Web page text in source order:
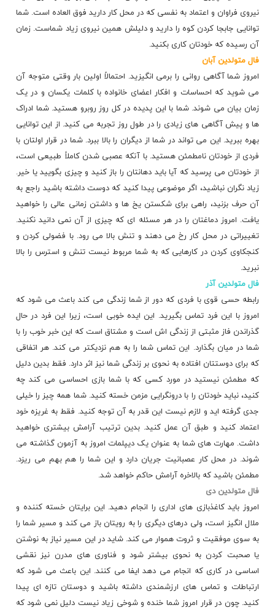
نیروی فراوان و اعتماد به نفسی که در محل کار دارید فوق العاده است. شما
توانایی جابجا کردن کوه را دارید و دلیلش همین نیروی زیاد شماست. زمان
آن رسیده که خودتان کاری بکنید.
فال متولدین آبان
امروز شما آگاهی روانی را برمی انگیزید. احتمالاً اولین بار وقتی متوجه آن
می شوید که احساسات و افکار اعضای خانواده با کلمات یکسان و در یک
زمان بیان می شوند. شما با این پدیده در کل روز روبرو هستید. شما ادراک
ها و پیش آگاهی های زیادی را در طول روز تجربه می کنید. از این توانایی
بهره ببرید. این می تواند در شما از دیگران را بالا ببرد. شما در قرار اولتان با
فردی از خودتان نامطمئن هستید. با آنکه عصبی شدن کاملاً طبیعی است،
از خودتان می پرسید که آیا باید دهانتان را باز کنید و چیزی بگویید یا خیر.
زیاد نگران نباشید، اگر موضوعی پیدا کنید که دوست داشته باشید راجع به
آن حرف بزنید، راهی برای شکستن یخ ها و داشتن زمانی عالی را خواهید
یافت. امروز دماغتان را در هر مسئله ای که چیزی از آن نمی دانید نکنید.
تغییراتی در محل کار رخ می دهند و تنش بالا می رود. با فضولی کردن و
کنجکاوی کردن در کارهایی که به شما مربوط نیست تنش و استرس را بالا
نبرید.
فال متولدین آذر
رابطه حسی قوی با فردی که دور از شما زندگی می کند باعث می شود که
امروز با این فرد تماس بگیرید. این ایده خوبی است، زیرا این فرد در حال
گذراندن فاز مثبتی از زندگی اش است و مشتاق است که این خبر خوب را با
شما در میان بگذارد. این تماس شما را به هم نزدیکتر می کند. هر اتفاقی
که برای دوستتان افتاده به نحوی بر زندگی شما نیز اثر دارد. فقط بدین دلیل
که مطمئن نیستید در مورد کسی که با شما بازی احساسی می کند چه
کنید، نباید خودتان را با درونگرایی مزمن خسته کنید. شما همه چیز را خیلی
جدی گرفته اید و لازم نیست این قدر به آن توجه کنید. فقط به غریزه خود
اعتماد کنید و طبق آن عمل کنید. بدین ترتیب آرامش بیشتری خواهید
داشت. مهارت های شما به عنوان یک دیپلمات امروز به آزمون گذاشته می
شوند. در محل کار عصبانیت جریان دارد و این شما را هم بهم می ریزد.
مطمئن باشید که بالاخره آرامش حاکم خواهد شد.
فال متولدین دی
امروز باید کاغذبازی های اداری را انجام دهید. این برایتان خسته کننده و
ملال انگیز است، ولی درهای دیگری را به رویتان باز می کند و مسیر شما را
به سوی موفقیت و ثروت هموار می کند. شاید در این مسیر نیاز به نوشتن
یا صحبت کردن به نحوی بیشتر شود و فناوری های مدرن نیز نقشی
اساسی در کاری که انجام می دهد ایفا می کنند. این باعث می شود که
ارتباطات و تماس های ارزشمندی داشته باشید و دوستان تازه ای پیدا
کنید. چون در قرار امروز شما خنده و شوخی زیاد نیست دلیل نمی شود که